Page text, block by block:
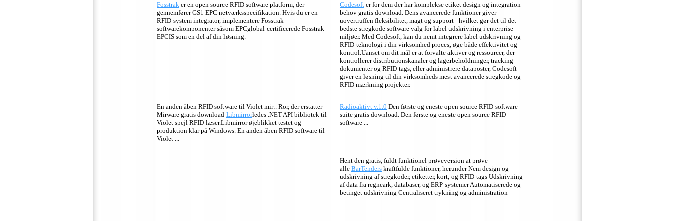
Fosstrak er en open source RFID software platform, der
gennemfører GS1 EPC netværksspecifikation. Hvis du er en
RFID-system integrator, implementere Fosstrak
softwarekomponenter såsom EPCglobal-certificerede Fosstrak
EPCIS som en del af din løsning.
Codesoft er for dem der har komplekse etiket design og integration
behov gratis download. Dens avancerede funktioner giver
uovertruffen fleksibilitet, magt og support - hvilket gør det til det
bedste stregkode software valg for label udskrivning i enterprise-
miljøer. Med Codesoft, kan du nemt integrere label udskrivning og
RFID-teknologi i din virksomhed proces, øge både effektivitet og
kontrol.Uanset om dit mål er at forvalte aktiver og ressourcer, der
kontrollerer distributionskanaler og lagerbeholdninger, tracking
dokumenter og RFID-tags, eller administrere dataposter, Codesoft
giver en løsning til din virksomheds mest avancerede stregkode og
RFID mærkning projekter.
En anden åben RFID software til Violet mir:. Ror, der erstatter
Mirware gratis download Libmirrorledes .NET API bibliotek til
Violet spejl RFID-læser.Libmirror øjeblikket testet og
produktion klar på Windows. En anden åben RFID software til
Violet ...
Radioaktivt v.1.0 Den første og eneste open source RFID-software
suite gratis download. Den første og eneste open source RFID
software ...
Hent den gratis, fuldt funktionel prøveversion at prøve
alle BarTenders kraftfulde funktioner, herunder Nem design og
udskrivning af stregkoder, etiketter, kort, og RFID-tags Udskrivning
af data fra regneark, databaser, og ERP-systemer Automatiserede og
betinget udskrivning Centraliseret trykning og administration